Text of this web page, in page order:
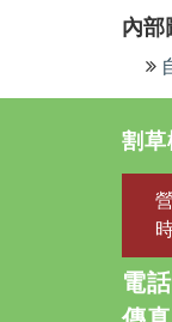
內部
割
電話